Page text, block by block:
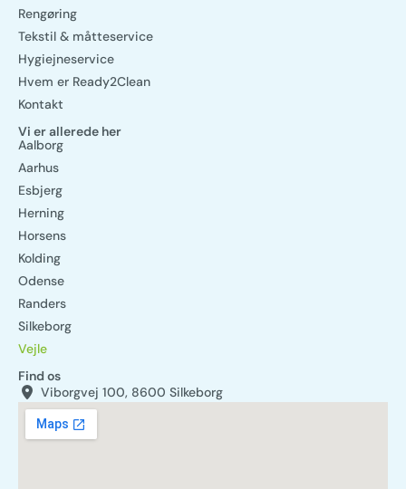
Rengøring
Tekstil & måtteservice
Hygiejneservice
Hvem er Ready2Clean
Kontakt
Vi er allerede her
Aalborg
Aarhus
Esbjerg
Herning
Horsens
Kolding
Odense
Randers
Silkeborg
Vejle
Find os
Viborgvej 100, 8600 Silkeborg